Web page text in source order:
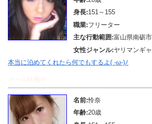
身長:151～155
職業:フリーター
主な行動範囲:富山県南砺
女性ジャンル:ヤリマンギ
本当に泊めてくれたら何でもするよ( -ω-)ﾉ
名前:怜奈
年齢:20歳